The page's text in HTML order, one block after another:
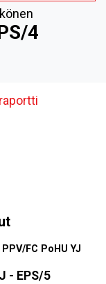
4
FC PoHU YJ
- EPS/5